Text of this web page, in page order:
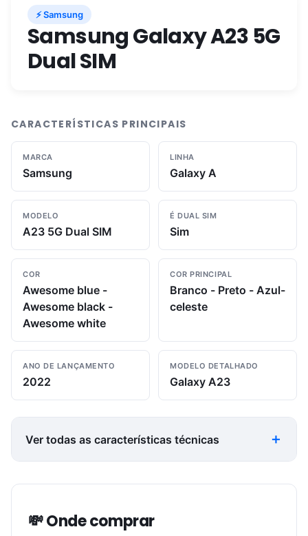
⚡ Samsung
Samsung Galaxy A23 5G
Dual SIM
CARACTERÍSTICAS PRINCIPAIS
MARCA
Samsung
LINHA
Galaxy A
MODELO
A23 5G Dual SIM
É DUAL SIM
Sim
COR
Awesome blue -
Awesome black -
Awesome white
COR PRINCIPAL
Branco - Preto - Azul-
celeste
ANO DE LANÇAMENTO
2022
MODELO DETALHADO
Galaxy A23
Ver todas as características técnicas
💸 Onde comprar